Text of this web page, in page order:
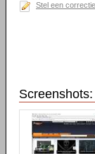
Stel een
Screenshots: